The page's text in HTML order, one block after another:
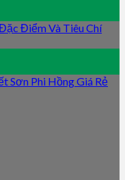
Điểm Và Tiêu Chí
Sơn Phi Hồng Giá Rẻ